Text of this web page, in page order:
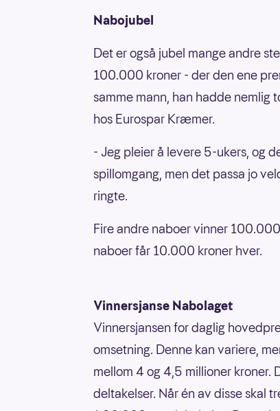
Nabojubel
Det er også jubel mange andre
100.000 kroner - der den ene
samme mann, han hadde nemlig
hos Eurospar Kræmer.
- Jeg pleier å levere 5-ukers, og
spillomgang, men det passa jo
ringte.
Fire andre naboer vinner
naboer får 10.000 kroner hver.
Vinnersjanse Nabolaget
Vinnersjansen for daglig
omsetning. Denne kan variere,
mellom 4 og 4,5 millioner
deltakelser. Når én av disse skal